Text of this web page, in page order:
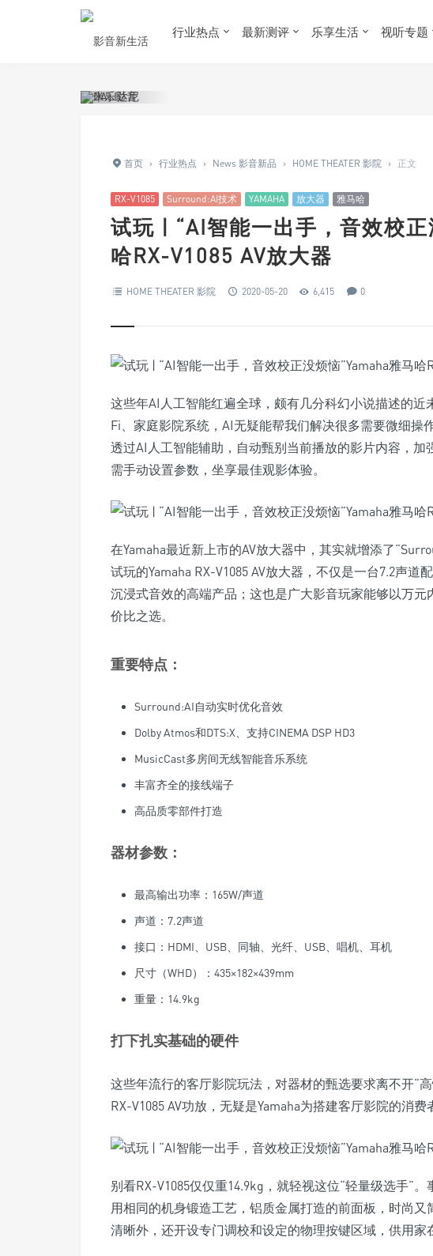
行业热点 最新测评 乐享生活 视听专题
首页 › 行业热点 › News 影音新品 › HOME THEATER 影院 › 正文
RX-V1085 Surround:AI技术 YAMAHA 放大器 雅马哈
试玩 | “AI智能一出手，音效校
哈RX-V1085 AV放大器
HOME THEATER 影院 2020-05-20 6,415 0
这些年AI人工智能红遍全球，颇有几分科幻小说描述的
Fi、家庭影院系统，AI无疑能帮我们解决很多需要微细操
透过AI人工智能辅助，自动甄别当前播放的影片内容，
需手动设置参数，坐享最佳观影体验。
在Yamaha最近新上市的AV放大器中，其实就增添了
试玩的Yamaha RX-V1085 AV放大器，不仅是一台7.2声
沉浸式音效的高端产品；这也是广大影音玩家能够以万
价比之选。
重要特点：
Surround:AI自动实时优化音效
Dolby Atmos和DTS:X、支持CINEMA DSP HD3
MusicCast多房间无线智能音乐系统
丰富齐全的接线端子
高品质零部件打造
器材参数：
最高输出功率：165W/声道
声道：7.2声道
接口：HDMI、USB、同轴、光纤、USB、唱机、耳机
尺寸（WHD）：435×182×439mm
重量：14.9kg
打下扎实基础的硬件
这些年流行的客厅影院玩法，对器材的甄选要求离不开“
RX-V1085 AV功放，无疑是Yamaha为搭建客厅影院的消费
别看RX-V1085仅仅重14.9kg，就轻视这位“轻量级选手”
用相同的机身锻造工艺，铝质金属打造的前面板，时尚
清晰外，还开设专门调校和设定的物理按键区域，供用家